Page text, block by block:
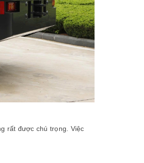
rất được chú trọng. Việc